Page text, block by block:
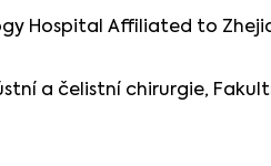
Hospital Affiliated to
a čelistní chirurgie,